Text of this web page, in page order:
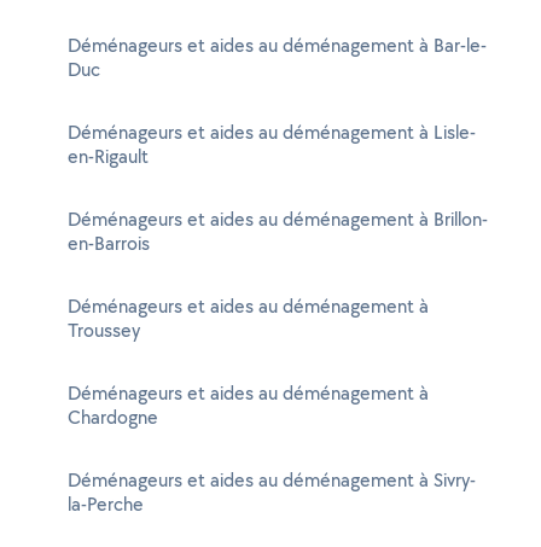
Déménageurs et aides au déménagement à Bar-le-
Duc
Déménageurs et aides au déménagement à Lisle-
en-Rigault
Déménageurs et aides au déménagement à Brillon-
en-Barrois
Déménageurs et aides au déménagement à
Troussey
Déménageurs et aides au déménagement à
Chardogne
Déménageurs et aides au déménagement à Sivry-
la-Perche